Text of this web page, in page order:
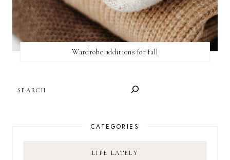
Wardrobe additions for fall
CATEGORIES
LIFE LATELY